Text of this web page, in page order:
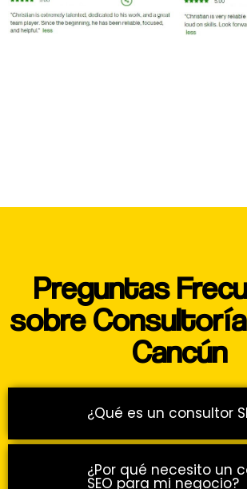
Preguntas
sobre
Cancún
¿Qué es un consultor
¿Por qué necesito un
SEO para mi negocio?